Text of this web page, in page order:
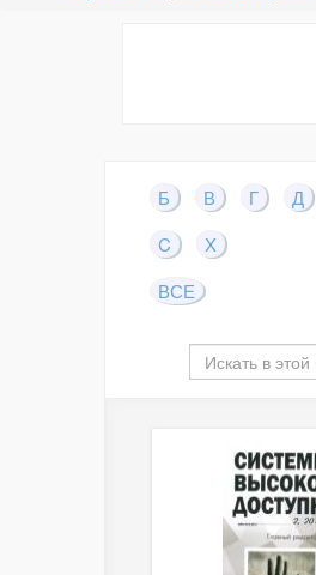
Б В Г Д
C
X
ВСЕ